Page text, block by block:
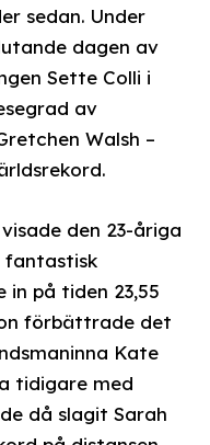
sedan. Under
dagen av
Sette Colli i
av
Walsh –
den 23-åriga
fantastisk
in på tiden 23,55
förbättrade det
Kate
tidigare med
då slagit Sarah